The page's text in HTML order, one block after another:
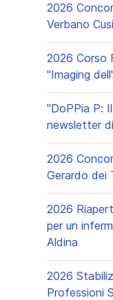
2026
Verbano
2026 Corso
"Imaging
"DoPPia P:
newsletter
2026
Gerardo dei
2026
per un
Aldina
2026
Professioni